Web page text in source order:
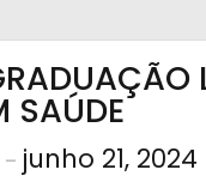
SAÚDE
– junho 21, 2024